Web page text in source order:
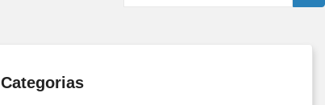
for:
Categorias